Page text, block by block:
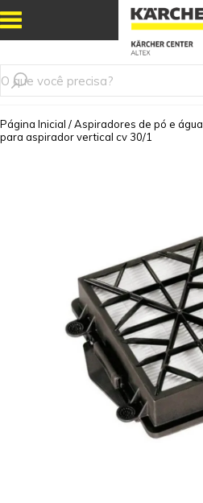
Página Inicial /Aspiradores de pó e água
para aspirador vertical cv 30/1